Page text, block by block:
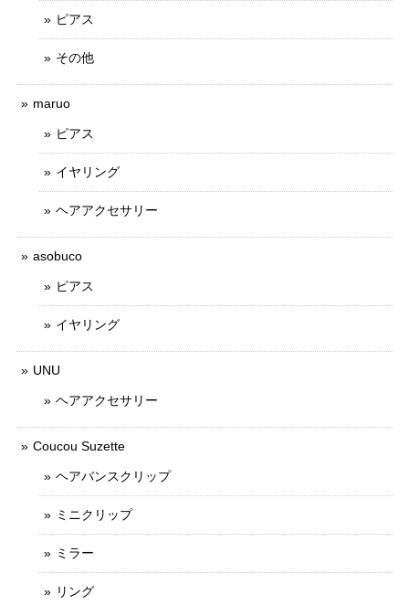
ピアス
その他
maruo
ピアス
イヤリング
ヘアアクセサリー
asobuco
ピアス
イヤリング
UNU
ヘアアクセサリー
Coucou Suzette
ヘアバンスクリップ
ミニクリップ
ミラー
リング